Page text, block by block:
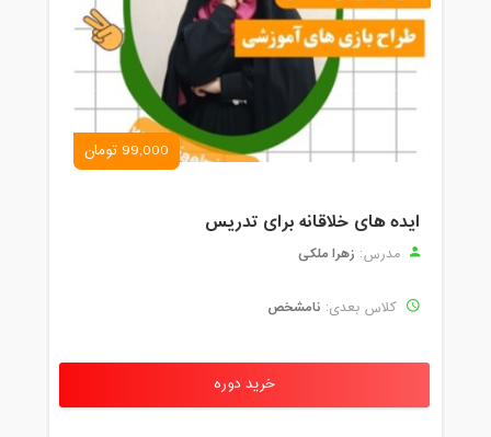
99,000 تومان
ایده های خلاقانه برای تدریس
مدرس: زهرا ملکی
کلاس بعدی: نامشخص
خرید دوره